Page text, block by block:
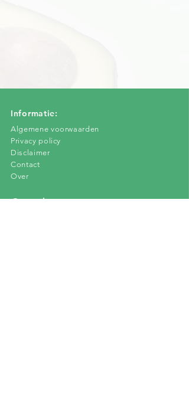
Informatie:
Algemene voorwaarden
Privacy policy
Disclaimer
Contact
Over
Gezond eten: